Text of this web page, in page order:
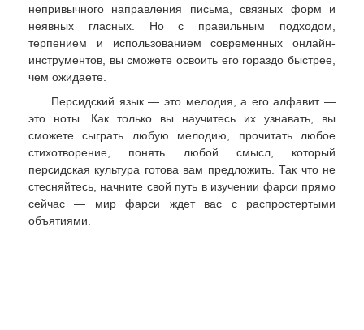
непривычного направления письма, связных форм и
неявных гласных. Но с правильным подходом,
терпением и использованием современных онлайн-
инструментов, вы сможете освоить его гораздо быстрее,
чем ожидаете.
Персидский язык — это мелодия, а его алфавит —
это ноты. Как только вы научитесь их узнавать, вы
сможете сыграть любую мелодию, прочитать любое
стихотворение, понять любой смысл, который
персидская культура готова вам предложить. Так что не
стесняйтесь, начните свой путь в изучении фарси прямо
сейчас — мир фарси ждет вас с распростертыми
объятиями.